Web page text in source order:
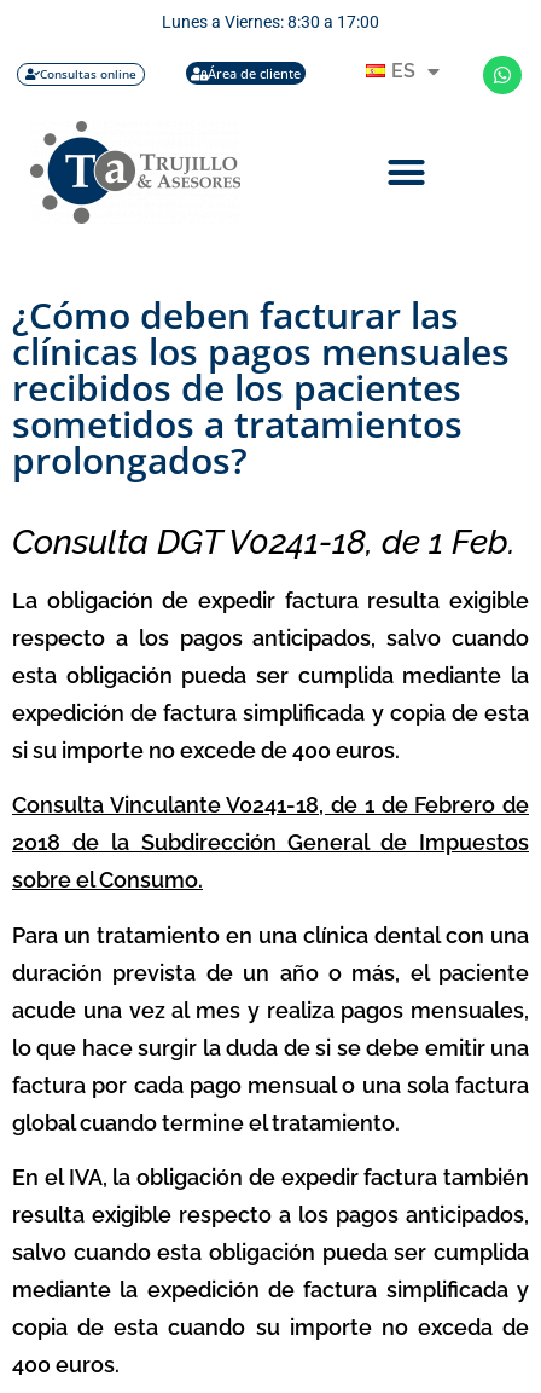
Lunes a Viernes: 8:30 a 17:00
Consultas online Área de cliente ES
¿Cómo deben facturar las
clínicas los pagos mensuales
recibidos de los pacientes
sometidos a tratamientos
prolongados?
Consulta DGT V0241-18, de 1 Feb.
La obligación de expedir factura resulta exigible
respecto a los pagos anticipados, salvo cuando
esta obligación pueda ser cumplida mediante la
expedición de factura simplificada y copia de esta
si su importe no excede de 400 euros.
Consulta Vinculante V0241-18, de 1 de Febrero de
2018 de la Subdirección General de Impuestos
sobre el Consumo.
Para un tratamiento en una clínica dental con una
duración prevista de un año o más, el paciente
acude una vez al mes y realiza pagos mensuales,
lo que hace surgir la duda de si se debe emitir una
factura por cada pago mensual o una sola factura
global cuando termine el tratamiento.
En el IVA, la obligación de expedir factura también
resulta exigible respecto a los pagos anticipados,
salvo cuando esta obligación pueda ser cumplida
mediante la expedición de factura simplificada y
copia de esta cuando su importe no exceda de
400 euros.